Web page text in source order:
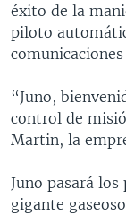
éxito de la
piloto
“Juno,
control de
Martin, la
Juno pasará
gigante